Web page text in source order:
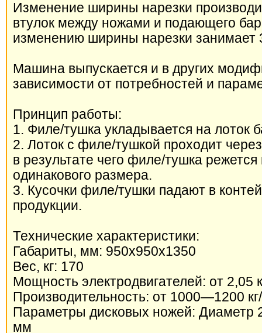
Изменение ширины нарезки
втулок между ножами и подающего
изменению ширины нарезки занимает
Машина выпускается и в других
зависимости от потребностей и
Принцип работы:
1. Филе/тушка укладывается на лоток
2. Лоток с филе/тушкой проходит
в результате чего филе/тушка режется
одинакового размера.
3. Кусочки филе/тушки падают в
продукции.
Технические характеристики:
Габариты, мм: 950х950х1350
Вес, кг: 170
Мощность электродвигателей: от 2,05
Производительность: от 1000—1200
Параметры дисковых ножей: Диаметр
мм